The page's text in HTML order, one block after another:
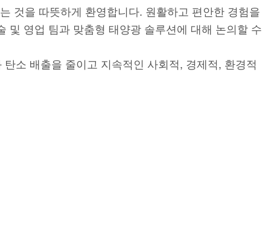
것을 따뜻하게 환영합니다. 원활하고 편안한 경험을
및 영업 팀과 맞춤형 태양광 솔루션에 대해 논의할 수
소 배출을 줄이고 지속적인 사회적, 경제적, 환경적